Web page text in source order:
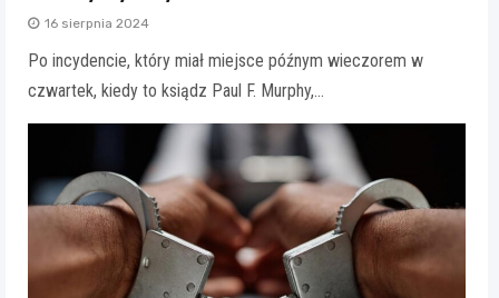
16 sierpnia 2024
Po incydencie, który miał miejsce późnym wieczorem w
czwartek, kiedy to ksiądz Paul F. Murphy,…